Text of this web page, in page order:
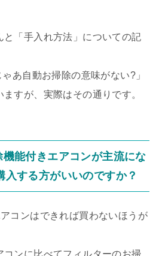
と「手入れ方法」についての記
あ自動お掃除の意味がない?」
すが、実際はその通りです。
能付きエアコンが主流にな
入する方がいいのですか？
コンはできれば買わないほうが
コンに比べてフィルターのお掃